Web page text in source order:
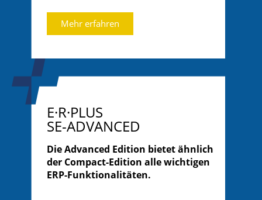
Mehr erfahren
E·R·PLUS
SE-ADVANCED
Die Advanced Edition bietet ähnlich
der Compact-Edition alle wichtigen
ERP-Funktionalitäten.